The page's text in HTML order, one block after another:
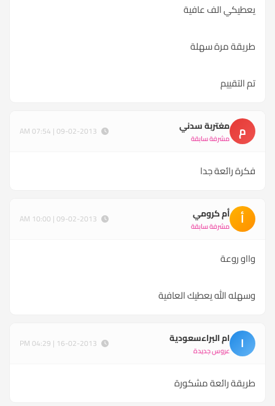
يعطيكي الف عافية
طريقة مرة سهلة
تم التقييم
م مغتربة سدني
مشرفة سابقة
فكرة رائعة جدا
أ أم كرومي
مشرفة سابقة
وااو روعة
وسهله الله يعطيك العافية
ا ام البراءسعودية
عروس جديدة
طريقة رائعة مشكورة